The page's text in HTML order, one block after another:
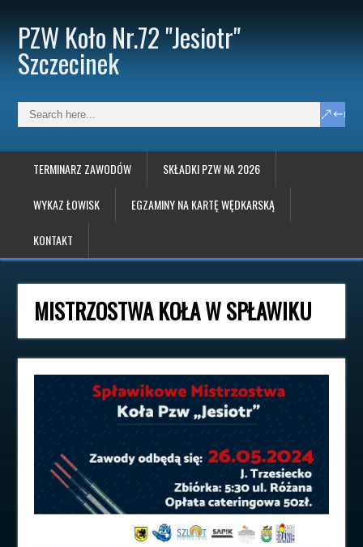
PZW Koło Nr.72 "Jesiotr"
Szczecinek
TERMINARZ ZAWODÓW SKŁADKI PZW NA 2026
WYKAZ ŁOWISK EGZAMINY NA KARTĘ WĘDKARSKĄ
KONTAKT
MISTRZOSTWA KOŁA W SPŁAWIKU